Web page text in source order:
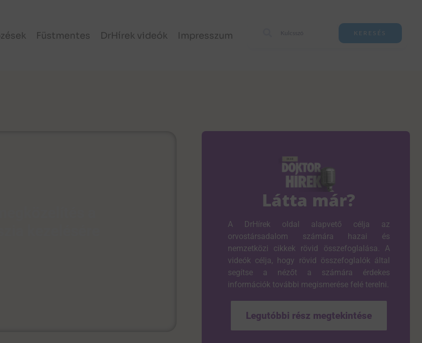
Füstmentes DrHírek videók Impresszum KERESÉS
Látta már?
A DrHírek oldal alapvető célja az
orvostársadalom számára hazai és
nemzetközi cikkek rövid összefoglalása. A
videók célja, hogy rövid összefoglalók által
segítse a nézőt a számára érdekes
információk további megismerése felé terelni.
Legutóbbi rész megtekintése